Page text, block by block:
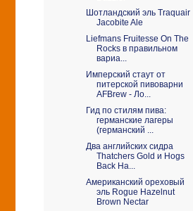
Шотландский эль Traquair
Jacobite Ale
Liefmans Fruitesse On The
Rocks в правильном
вариа...
Имперский стаут от
питерской пивоварни
AFBrew - Ло...
Гид по стилям пива:
германские лагеры
(германский ...
Два английских сидра
Thatchers Gold и Hogs
Back Ha...
Американский ореховый
эль Rogue Hazelnut
Brown Nectar